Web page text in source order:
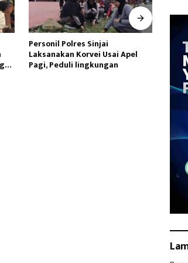
Tingkatkan Kualitas Kesehatan
Masyarakat,Kilang Balongan
Edukasi Perawatan Gigi